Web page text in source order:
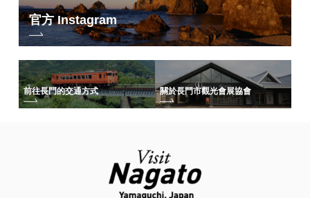
官方 Instagram
前往長門的交通方式 關於長門市觀光會展協會